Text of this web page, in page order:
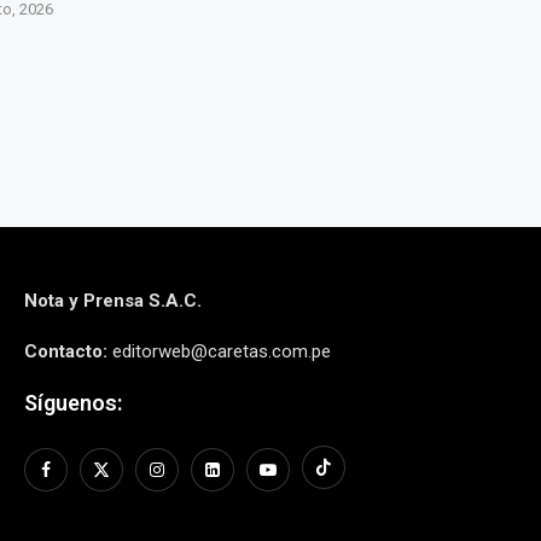
2026
Nota y Prensa S.A.C.
Contacto: editorweb@caretas.com.pe
Síguenos: